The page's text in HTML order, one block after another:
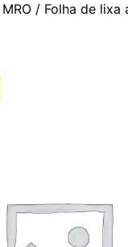
MRO/ Folha de lixa